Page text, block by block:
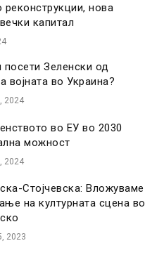
реконструкции, нова
капитал
посети Зеленски од
војната во Украина?
2024
во ЕУ во 2030
можност
2024
Стојчевска: Вложуваме
на културната сцена во
2023